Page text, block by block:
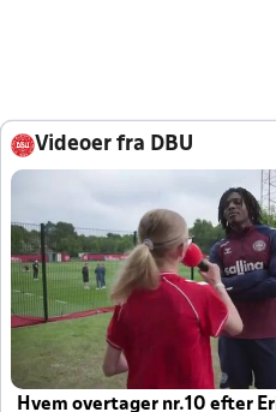
Videoer fra DBU
Hvem overtager nr.10 efter